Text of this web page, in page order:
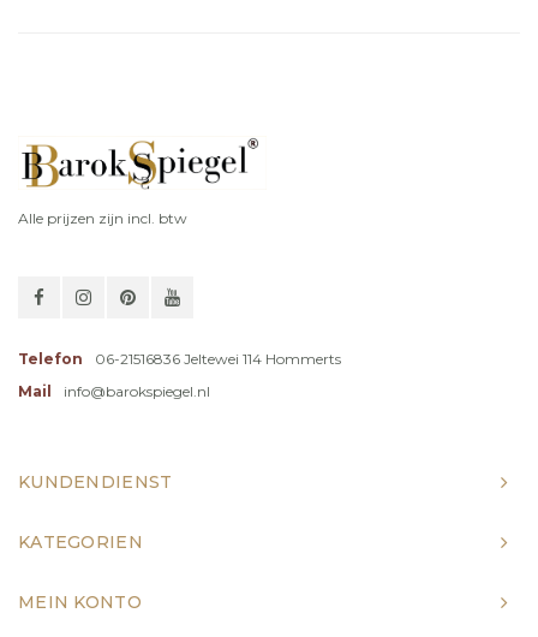
Alle prijzen zijn incl. btw
Telefon
06-21516836 Jeltewei 114 Hommerts
Mail
info@barokspiegel.nl
KUNDENDIENST
KATEGORIEN
MEIN KONTO